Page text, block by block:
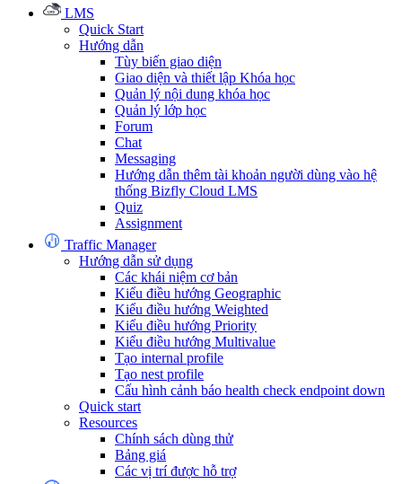
LMS
Quick Start
Hướng dẫn
Tùy biến giao diện
Giao diện và thiết lập Khóa học
Quản lý nội dung khóa học
Quản lý lớp học
Forum
Chat
Messaging
Hướng dẫn thêm tài khoản người dùng vào hệ
thống Bizfly Cloud LMS
Quiz
Assignment
Traffic Manager
Hướng dẫn sử dụng
Các khái niệm cơ bản
Kiểu điều hướng Geographic
Kiểu điều hướng Weighted
Kiểu điều hướng Priority
Kiểu điều hướng Multivalue
Tạo internal profile
Tạo nest profile
Cấu hình cảnh báo health check endpoint down
Quick start
Resources
Chính sách dùng thử
Bảng giá
Các vị trí được hỗ trợ